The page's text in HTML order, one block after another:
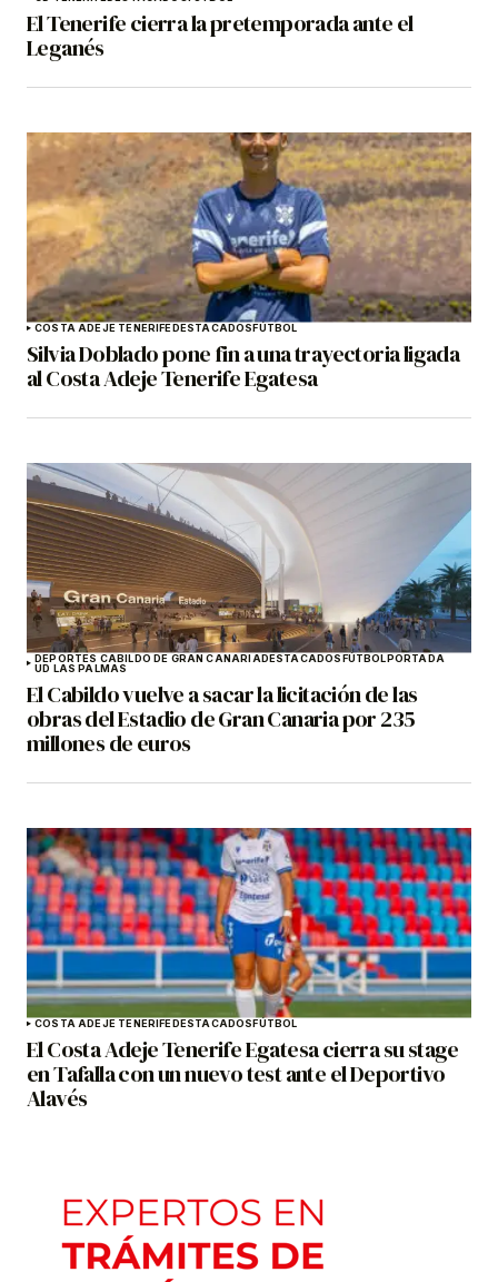
El Tenerife cierra la pretemporada ante el
Leganés
COSTA ADEJE TENERIFEDESTACADOSFÚTBOL
Silvia Doblado pone fin a una trayectoria ligada
al Costa Adeje Tenerife Egatesa
DEPORTES CABILDO DE GRAN CANARIADESTACADOSFÚTBOLPORTADA
UD LAS PALMAS
El Cabildo vuelve a sacar la licitación de las
obras del Estadio de Gran Canaria por 235
millones de euros
COSTA ADEJE TENERIFEDESTACADOSFÚTBOL
El Costa Adeje Tenerife Egatesa cierra su stage
en Tafalla con un nuevo test ante el Deportivo
Alavés